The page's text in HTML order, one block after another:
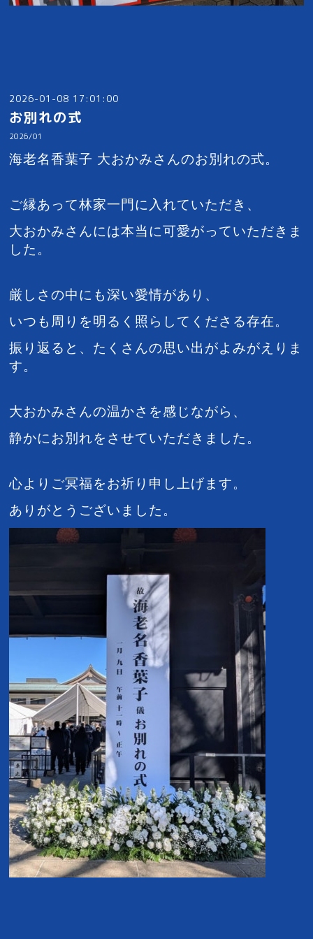
2026-01-08 17:01:00
お別れの式
2026/01
海老名香葉子 大おかみさんのお別れの式。
ご縁あって林家一門に入れていただき、
大おかみさんには本当に可愛がっていただきま
した。
厳しさの中にも深い愛情があり、
いつも周りを明るく照らしてくださる存在。
振り返ると、たくさんの思い出がよみがえりま
す。
大おかみさんの温かさを感じながら、
静かにお別れをさせていただきました。
心よりご冥福をお祈り申し上げます。
ありがとうございました。